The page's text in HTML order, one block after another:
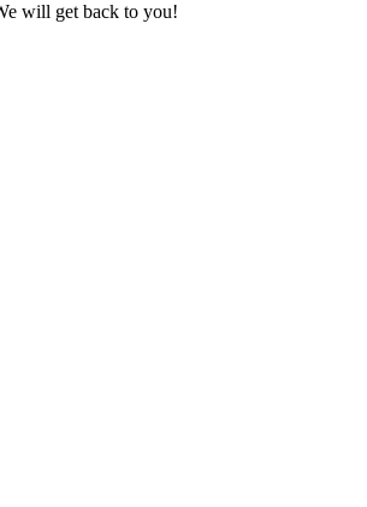
will get back to you!